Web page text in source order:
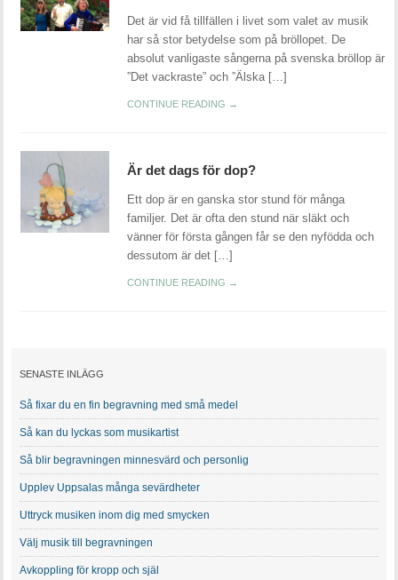
Det är vid få tillfällen i livet som valet av musik
har så stor betydelse som på bröllopet. De
absolut vanligaste sångerna på svenska bröllop är
”Det vackraste” och ”Älska […]
CONTINUE READING →
Är det dags för dop?
Ett dop är en ganska stor stund för många
familjer. Det är ofta den stund när släkt och
vänner för första gången får se den nyfödda och
dessutom är det […]
CONTINUE READING →
SENASTE INLÄGG
Så fixar du en fin begravning med små medel
Så kan du lyckas som musikartist
Så blir begravningen minnesvärd och personlig
Upplev Uppsalas många sevärdheter
Uttryck musiken inom dig med smycken
Välj musik till begravningen
Avkoppling för kropp och själ